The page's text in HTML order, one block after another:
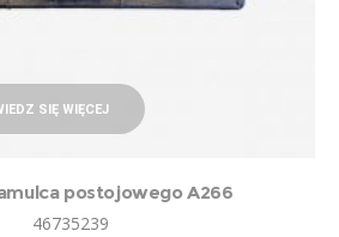
SIĘ WIĘCEJ
postojowego A266
46735239